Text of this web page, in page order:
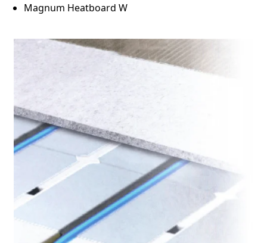
Magnum Heatboard W